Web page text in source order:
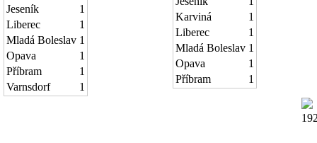
Jeseník
1
Liberec
1
Mladá Boleslav 1
Opava
1
Příbram
1
Varnsdorf
1
Karviná
1
Liberec
1
Mladá Boleslav 1
Opava
1
Příbram
1